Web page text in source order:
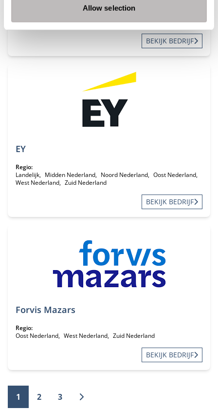
Allow selection
West Nederland
Zuid Nederland
BEKIJK BEDRIJF
EY
Regio:
Landelijk
Midden Nederland Noord Nederland
Oost Nederland
West Nederland
Zuid Nederland
BEKIJK BEDRIJF
Forvis Mazars
Regio:
Oost Nederland
West Nederland Zuid Nederland
BEKIJK BEDRIJF
1 2 3